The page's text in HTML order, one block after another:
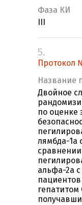
Фаза КИ
5.
Протокол
Название
Двойное
по оценке
лямбда-1а
альфа-2а
гепатитом